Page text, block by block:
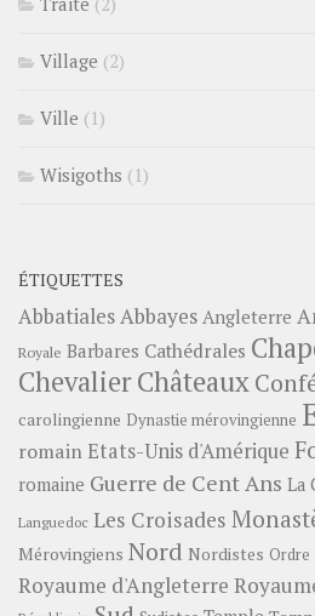
Village (2)
Ville (1)
Wisigoths (1)
ÉTIQUETTES
Abbatiales Abbayes Angleterre
Royale Barbares Cathédrales
ChevalierChâteaux
carolingienne Dynastie mérovingienne
romainEtats-Unis d'Amérique
romaine Guerre de Cent Ans La
Languedoc Les Croisades
Mérovingiens Nord Nordistes Ordre
Royaume d'Angleterre